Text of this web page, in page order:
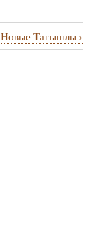
Новые Татышлы ›